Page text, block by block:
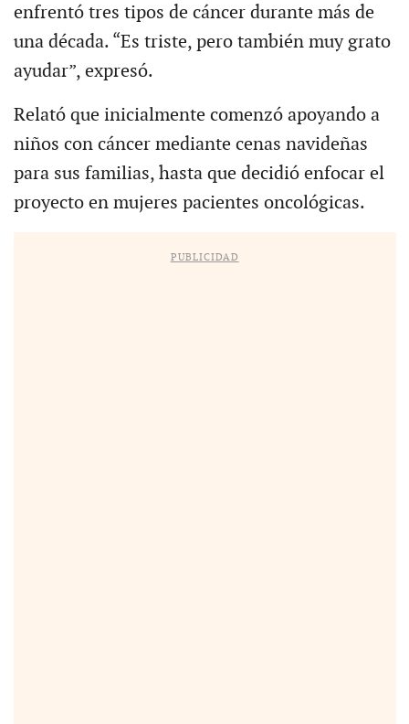
enfrentó tres tipos de cáncer durante más de
una década. “Es triste, pero también muy grato
ayudar”, expresó.
Relató que inicialmente comenzó apoyando a
niños con cáncer mediante cenas navideñas
para sus familias, hasta que decidió enfocar el
proyecto en mujeres pacientes oncológicas.
PUBLICIDAD